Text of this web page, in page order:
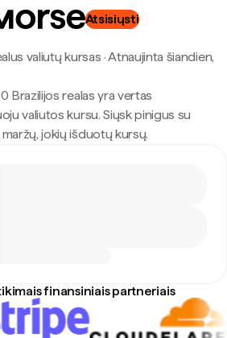
Atsisiųsti
valiutų kursas ·Atnaujinta šiandien,
Brazilijos realas yra vertas
valiutos kursu. Siųsk pinigus su
jokių išduotų kursų.
finansiniais partneriais